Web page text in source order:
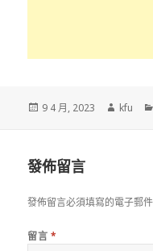
發
9 4 月, 2023
作
kfu
發佈留言
發佈留言必須填寫的電子郵
留言 *